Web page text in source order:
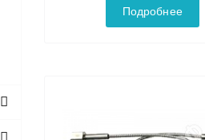
Подробнее